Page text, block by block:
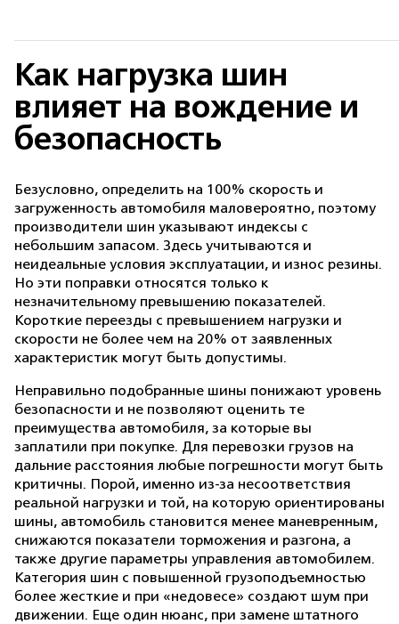
Как нагрузка шин
влияет на вождение и
безопасность
Безусловно, определить на 100% скорость и
загруженность автомобиля маловероятно, поэтому
производители шин указывают индексы с
небольшим запасом. Здесь учитываются и
неидеальные условия эксплуатации, и износ резины.
Но эти поправки относятся только к
незначительному превышению показателей.
Короткие переезды с превышением нагрузки и
скорости не более чем на 20% от заявленных
характеристик могут быть допустимы.
Неправильно подобранные шины понижают уровень
безопасности и не позволяют оценить те
преимущества автомобиля, за которые вы
заплатили при покупке. Для перевозки грузов на
дальние расстояния любые погрешности могут быть
критичны. Порой, именно из-за несоответствия
реальной нагрузки и той, на которую ориентированы
шины, автомобиль становится менее маневренным,
снижаются показатели торможения и разгона, а
также другие параметры управления автомобилем.
Категория шин с повышенной грузоподъемностью
более жесткие и при «недовесе» создают шум при
движении. Еще один нюанс, при замене штатного